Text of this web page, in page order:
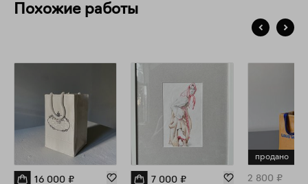
Похожие работы
16 000 ₽ 7 000 ₽
продано
2 800 ₽